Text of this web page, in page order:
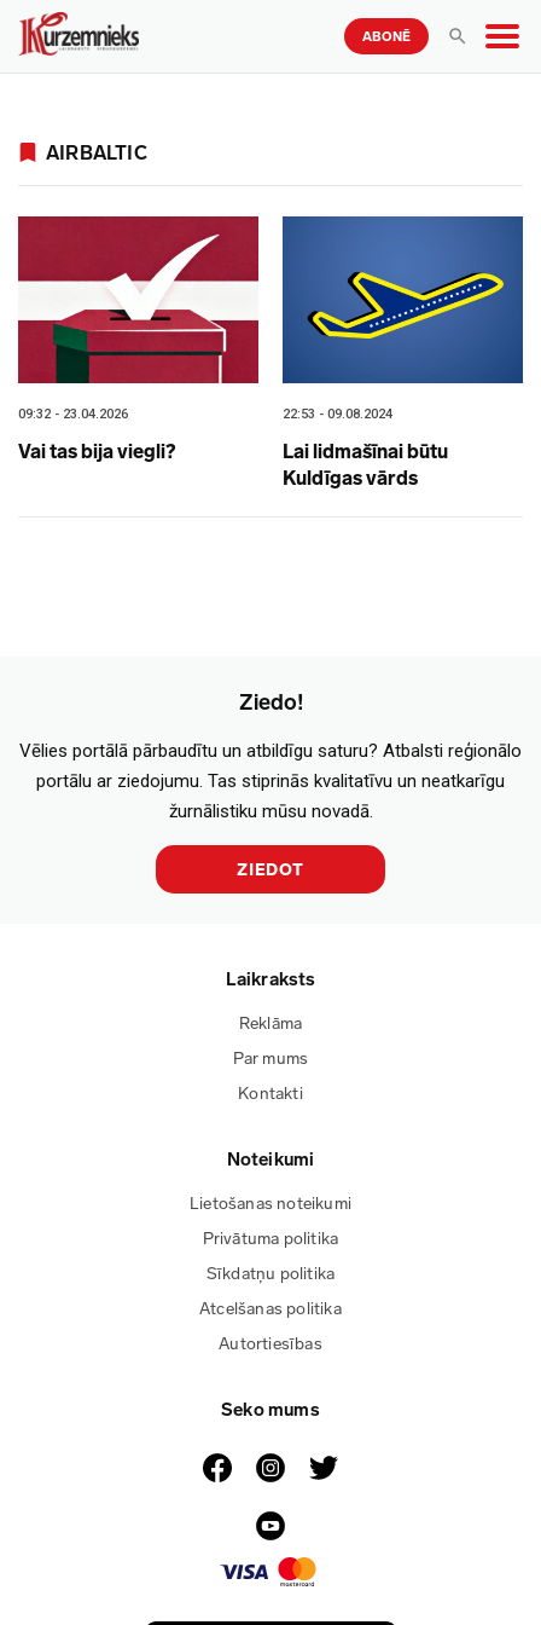
ABONĒ
AIRBALTIC
09:32 - 23.04.2026
Vai tas bija viegli?
22:53 - 09.08.2024
Lai lidmašīnai būtu
Kuldīgas vārds
Ziedo!
Vēlies portālā pārbaudītu un atbildīgu saturu? Atbalsti reģionālo
portālu ar ziedojumu. Tas stiprinās kvalitatīvu un neatkarīgu
žurnālistiku mūsu novadā.
ZIEDOT
Laikraksts
Reklāma
Par mums
Kontakti
Noteikumi
Lietošanas noteikumi
Privātuma politika
Sīkdatņu politika
Atcelšanas politika
Autortiesības
Seko mums